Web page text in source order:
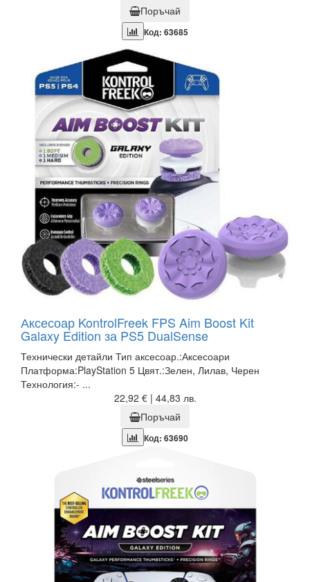
Поръчай
Код: 63685
Аксесоар KontrolFreek FPS Aim Boost Kit
Galaxy Edition за PS5 DualSense
Технически детайли Тип аксесоар.:Аксесоари
Платформа:PlayStation 5 Цвят.:Зелен, Лилав, Черен
Технология:- ...
22,92 € | 44,83 лв.
Поръчай
Код: 63690